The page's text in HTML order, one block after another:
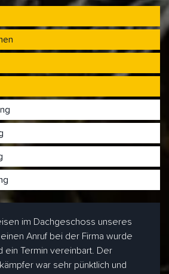
im Dachgeschoss unseres
Anruf bei der Firma wurde
ein Termin vereinbart. Der
war sehr pünktlich und